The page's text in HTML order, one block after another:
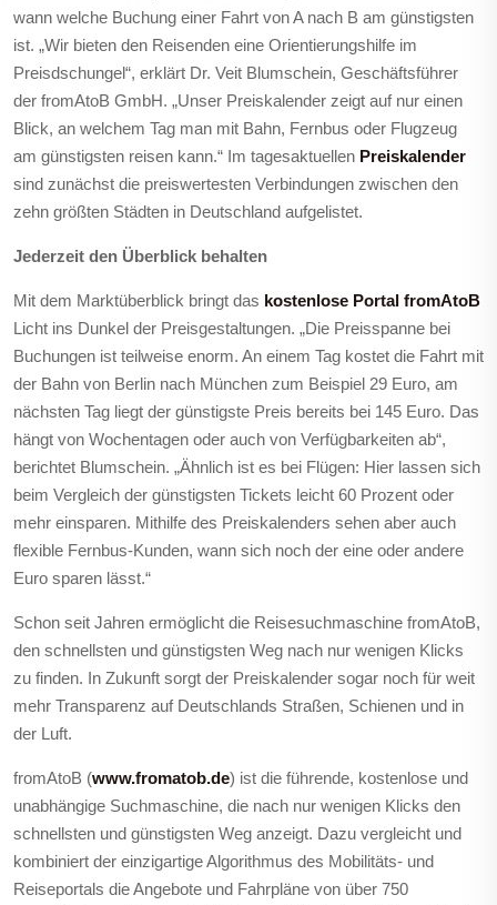
wann welche Buchung einer Fahrt von A nach B am günstigsten
ist. „Wir bieten den Reisenden eine Orientierungshilfe im
Preisdschungel“, erklärt Dr. Veit Blumschein, Geschäftsführer
der fromAtoB GmbH. „Unser Preiskalender zeigt auf nur einen
Blick, an welchem Tag man mit Bahn, Fernbus oder Flugzeug
am günstigsten reisen kann.“ Im tagesaktuellen Preiskalender
sind zunächst die preiswertesten Verbindungen zwischen den
zehn größten Städten in Deutschland aufgelistet.
Jederzeit den Überblick behalten
Mit dem Marktüberblick bringt das kostenlose Portal fromAtoB
Licht ins Dunkel der Preisgestaltungen. „Die Preisspanne bei
Buchungen ist teilweise enorm. An einem Tag kostet die Fahrt mit
der Bahn von Berlin nach München zum Beispiel 29 Euro, am
nächsten Tag liegt der günstigste Preis bereits bei 145 Euro. Das
hängt von Wochentagen oder auch von Verfügbarkeiten ab“,
berichtet Blumschein. „Ähnlich ist es bei Flügen: Hier lassen sich
beim Vergleich der günstigsten Tickets leicht 60 Prozent oder
mehr einsparen. Mithilfe des Preiskalenders sehen aber auch
flexible Fernbus-Kunden, wann sich noch der eine oder andere
Euro sparen lässt.“
Schon seit Jahren ermöglicht die Reisesuchmaschine fromAtoB,
den schnellsten und günstigsten Weg nach nur wenigen Klicks
zu finden. In Zukunft sorgt der Preiskalender sogar noch für weit
mehr Transparenz auf Deutschlands Straßen, Schienen und in
der Luft.
fromAtoB (www.fromatob.de) ist die führende, kostenlose und
unabhängige Suchmaschine, die nach nur wenigen Klicks den
schnellsten und günstigsten Weg anzeigt. Dazu vergleicht und
kombiniert der einzigartige Algorithmus des Mobilitäts- und
Reiseportals die Angebote und Fahrpläne von über 750